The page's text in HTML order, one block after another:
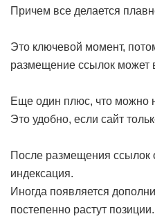
Причем все делается
Это ключевой момент,
размещение ссылок может
Еще один плюс, что можно
Это удобно, если сайт
После размещения ссылок
индексация.
Иногда появляется
постепенно растут позиции.